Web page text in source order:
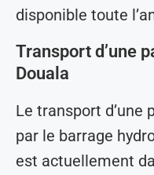
disponible toute
Transport d’une
Douala
Le transport d’une
par le barrage
est actuellement